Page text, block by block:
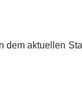
aktuellen